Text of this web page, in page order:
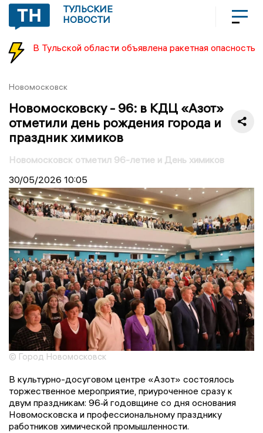
ТУЛЬСКИЕ
НОВОСТИ
В Тульской области объявлена ракетная опасность
Новомосковск
Новомосковску - 96: в КДЦ «Азот»
отметили день рождения города и
праздник химиков
Новомосковск отметил 96-летие и День химиков
30/05/2026 10:05
© Город Новомосковск
В культурно-досуговом центре «Азот» состоялось
торжественное мероприятие, приуроченное сразу к
двум праздникам: 96‑й годовщине со дня основания
Новомосковска и профессиональному празднику
работников химической промышленности.